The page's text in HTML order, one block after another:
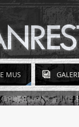
MUS